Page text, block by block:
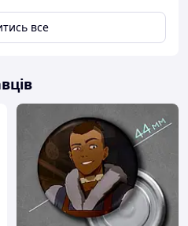
все